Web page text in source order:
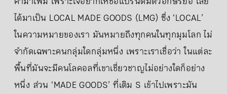
ได้มาเป็น LOCAL MADE GOODS (LMG) ซึ่ง ‘LOCAL’
ในความหมายของเรา มันหมายถึงทุกคนในทุกมุมโลก ไม่
จำกัดเฉพาะคนกลุ่มใดกลุ่มหนึ่ง เพราะเราเชื่อว่า ในแต่ละ
พื้นที่มันจะมีคนโลคอลที่เขาเชี่ยวชาญไม่อย่างใดก็อย่าง
หนึ่ง ส่วน ‘MADE GOODS’ ที่เติม S เข้าไปเพราะมัน